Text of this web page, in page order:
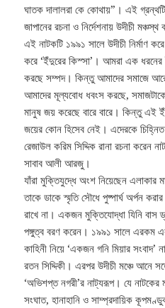
ঘাতক দালালরা কে কোথায়”। এই
জাপানের রচনা ও নির্দেশনায় উদীচী
এই নাটকটি ১৯৯১ সালে উদীচী নির্মাণ
করে ‘ইঁদুরের কিস্সা’। আমরা এক ধরনের
করছে সম্পদ। কিন্তু আমাদের সমাজে
আমাদের মূল্যবোধ ধবংস করছে,
মানুষ জয় করেছে বারে বারে। কিন্তু এই
জয়ের কোন হিসেব নেই। এদেরকে
রেজাউল করিম সিদ্দিক রানা রচনা করেন
সাবাব আলী আরজু।
যাঁরা মুক্তিযুদ্ধে অংশ নিয়েছেন এলাকার
তাকে ডাকে স্মৃতি সৌধে পুষ্পার্ঘ অর্পন
রাখে না। একজন মুক্তিযোদ্ধা যিনি বাস
পঙ্গুত্ব বরণ করেন। ১৯৯১ সালে এরকম
কাহিনী নিয়ে ‘একজন গনি মিয়ার সংবাদ’
রতন সিদ্দিকী। এরপর উদীচী মঞ্চে আনে
‘অভিশপ্ত নগরী’র নাট্যরূপ। যে নাটকের
সংঘাত, হানাহানি ও সাম্প্রদায়িক